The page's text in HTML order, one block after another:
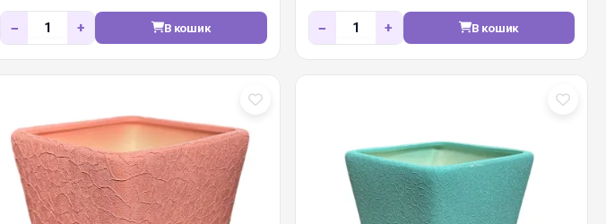
− + В кошик − + В кошик